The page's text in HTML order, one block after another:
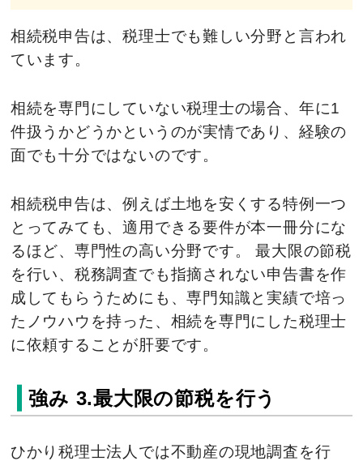
相続税申告は、税理士でも難しい分野と言われ
ています。
相続を専門にしていない税理士の場合、年に1
件扱うかどうかというのが実情であり、経験の
面でも十分ではないのです。
相続税申告は、例えば土地を安くする特例一つ
とってみても、適用できる要件が本一冊分にな
るほど、専門性の高い分野です。 最大限の節税
を行い、税務調査でも指摘されない申告書を作
成してもらうためにも、専門知識と実績で培っ
たノウハウを持った、相続を専門にした税理士
に依頼することが肝要です。
強み 3.最大限の節税を行う
ひかり税理士法人では不動産の現地調査を行